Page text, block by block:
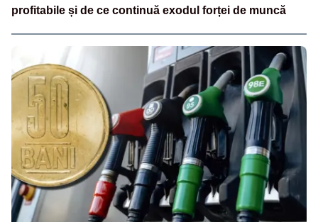
profitabile și de ce continuă exodul forței de muncă